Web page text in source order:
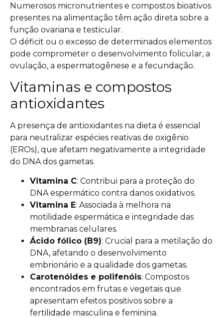
Numerosos micronutrientes e compostos bioativos
presentes na alimentação têm ação direta sobre a
função ovariana e testicular.
O déficit ou o excesso de determinados elementos
pode comprometer o desenvolvimento folicular, a
ovulação, a espermatogênese e a fecundação.
Vitaminas e compostos
antioxidantes
A presença de antioxidantes na dieta é essencial
para neutralizar espécies reativas de oxigênio
(EROs), que afetam negativamente a integridade
do DNA dos gametas.
Vitamina C: Contribui para a proteção do
DNA espermático contra danos oxidativos.
Vitamina E: Associada à melhora na
motilidade espermática e integridade das
membranas celulares.
Ácido fólico (B9): Crucial para a metilação do
DNA, afetando o desenvolvimento
embrionário e a qualidade dos gametas.
Carotenóides e polifenóis: Compostos
encontrados em frutas e vegetais que
apresentam efeitos positivos sobre a
fertilidade masculina e feminina.